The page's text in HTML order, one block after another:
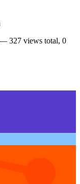
327 views total, 0